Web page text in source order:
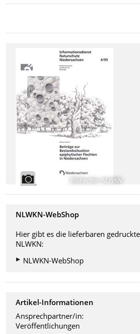
Bildrechte: NLWKN
NLWKN-WebShop
Hier gibt es die lieferbaren
NLWKN:
NLWKN-WebShop
Artikel-Informationen
Ansprechpartner/in:
Veröffentlichungen